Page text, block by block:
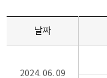
날짜
2024. 06. 09